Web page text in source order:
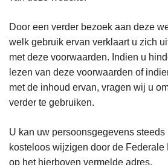
Door een verder bezoek aan deze
welk gebruik ervan verklaart u zich
met deze voorwaarden. Indien u
lezen van deze voorwaarden of
met de inhoud ervan, vragen wij u
verder te gebruiken.
U kan uw persoonsgegevens steeds
kosteloos wijzigen door de Federale
op het hierboven vermelde adres.